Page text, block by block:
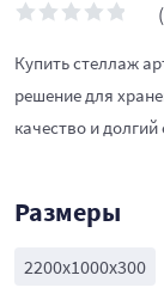
Купить стеллаж
решение для
качество и
Размеры
2200x1000x300